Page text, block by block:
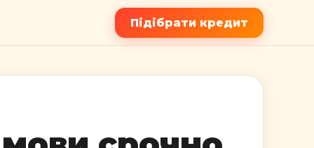
Підібрати кредит